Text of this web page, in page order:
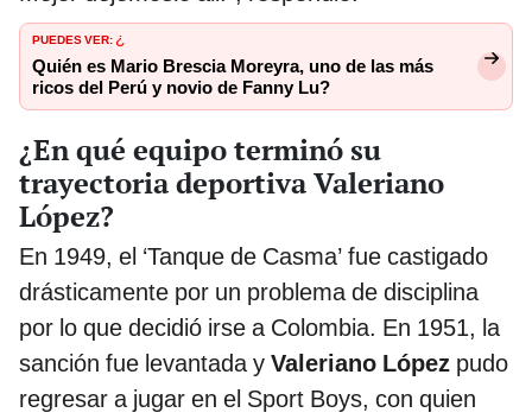
PUEDES VER:¿
Quién es Mario Brescia Moreyra, uno de las más
ricos del Perú y novio de Fanny Lu?
¿En qué equipo terminó su
trayectoria deportiva Valeriano
López?
En 1949, el ‘Tanque de Casma’ fue castigado
drásticamente por un problema de disciplina
por lo que decidió irse a Colombia. En 1951, la
sanción fue levantada y Valeriano López pudo
regresar a jugar en el Sport Boys, con quien